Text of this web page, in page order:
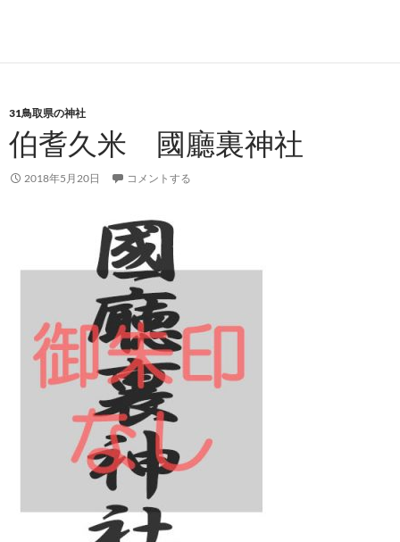
31鳥取県の神社
伯耆久米 國廳裏神社
2018年5月20日 コメントする